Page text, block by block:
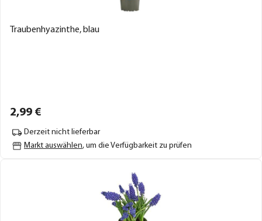
Traubenhyazinthe, blau
2,99 €
Derzeit nicht lieferbar
Markt auswählen, um die Verfügbarkeit zu prüfen